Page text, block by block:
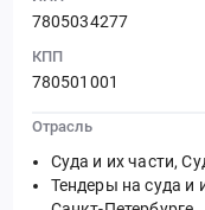
7805034277
КПП
780501001
Отрасль
Суда и их части,
Тендеры на суда и